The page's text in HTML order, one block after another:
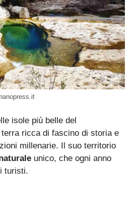
isole più belle del
terra ricca di fascino di storia e
millenarie. Il suo territorio
unico, che ogni anno
turisti.